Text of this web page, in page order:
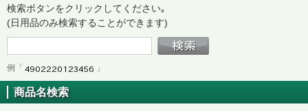
検索ボタンをクリックしてください｡
(日用品のみ検索することができます)
例「 」
商品名検索